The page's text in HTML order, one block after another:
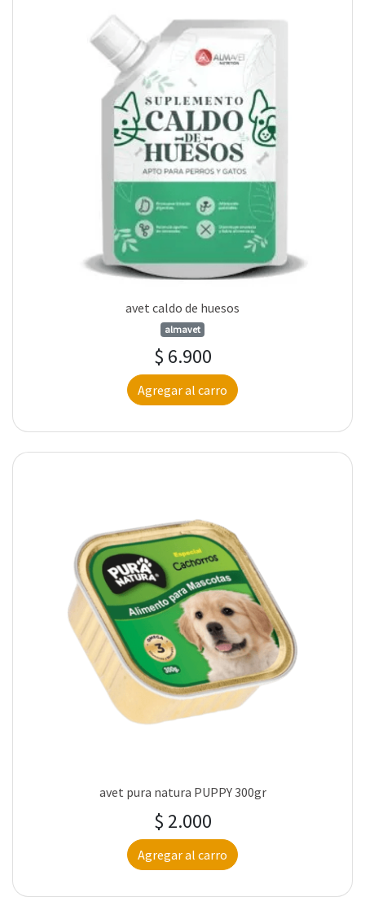
avet caldo de huesos
almavet
$ 6.900
Agregar al carro
avet pura natura PUPPY 300gr
$ 2.000
Agregar al carro